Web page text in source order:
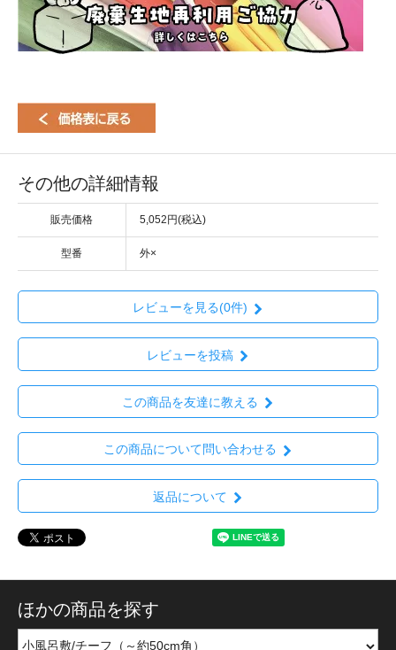
その他の詳細情報
販売価格 5,052円(税込)
型番 外×
レビューを見る(0件)
レビューを投稿
この商品を友達に教える
この商品について問い合わせる
返品について
ほかの商品を探す